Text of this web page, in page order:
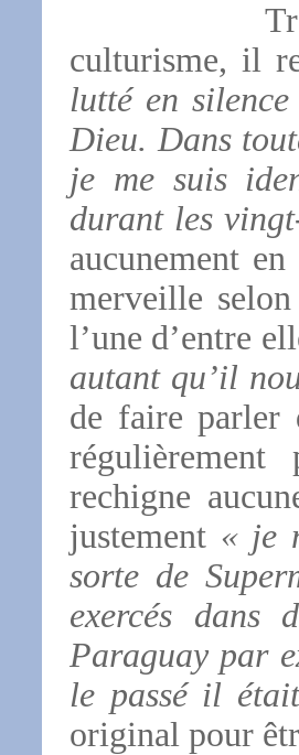
Très
culturisme, il
lutté en
Dieu. Dans
je me suis
durant les
aucunement
merveille
l’une d’entre
autant qu’il
de faire parler
rechigne
justement « je
sorte de
exercés dans
Paraguay par
le passé il
original pour